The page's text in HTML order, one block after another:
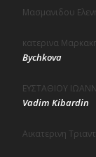
Μασμανιδου
κατερινα
Bychkova
ΕΥΣΤΑΘΙΟΥ
Vadim Kibardin
Αικατερινη